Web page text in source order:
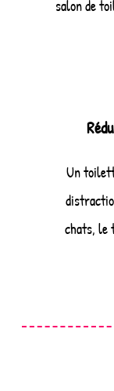
salon de
Un
chats, le